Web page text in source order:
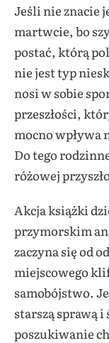
Jeśli nie znacie
martwcie, bo
postać, którą
nie jest typ
nosi w sobie
przeszłości,
mocno wpływa
Do tego
różowej
Akcja książki
przymorskim
zaczyna się od
miejscowego
samobójstwo.
starszą sprawą
poszukiwanie